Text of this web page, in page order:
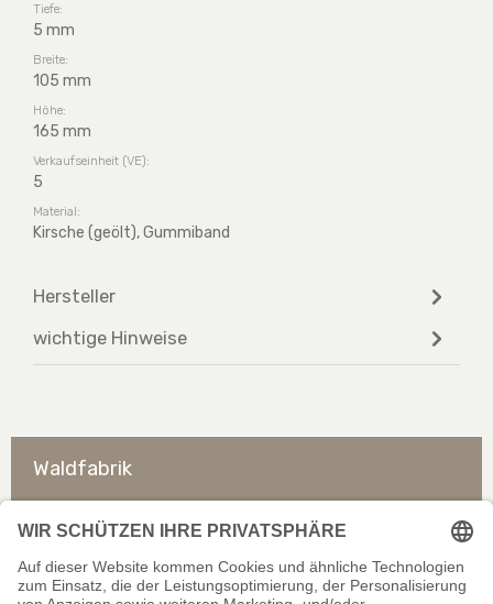
Tiefe:
5 mm
Breite:
105 mm
Höhe:
165 mm
Verkaufseinheit (VE):
5
Material:
Kirsche (geölt), Gummiband
Hersteller
wichtige Hinweise
Waldfabrik
So erreichen Sie uns
Rechtliches